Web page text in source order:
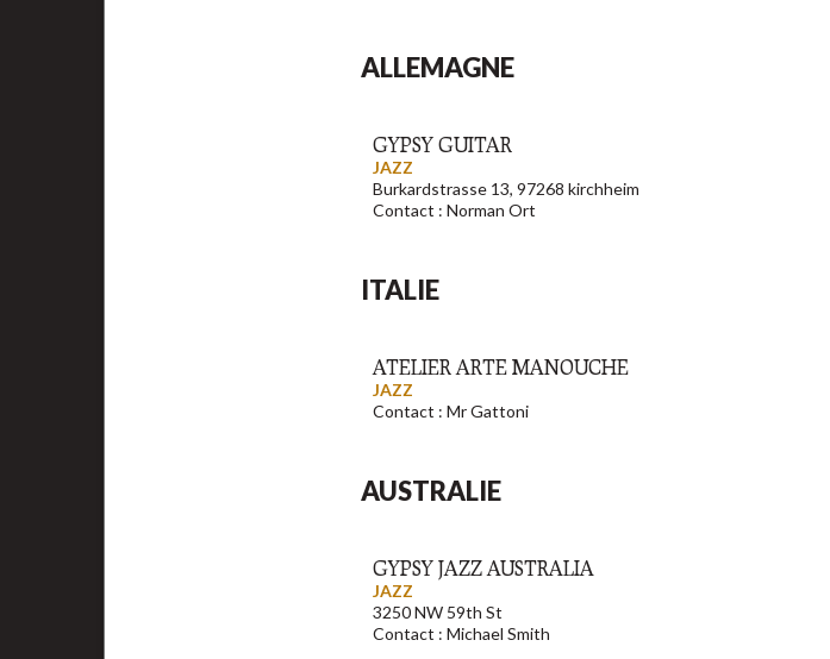
ALLEMAGNE
GYPSY GUITAR
JAZZ
Burkardstrasse 13, 97268 kirchheim
Contact : Norman Ort
ITALIE
ATELIER ARTE MANOUCHE
JAZZ
Contact : Mr Gattoni
AUSTRALIE
GYPSY JAZZ AUSTRALIA
JAZZ
3250 NW 59th St
Contact : Michael Smith